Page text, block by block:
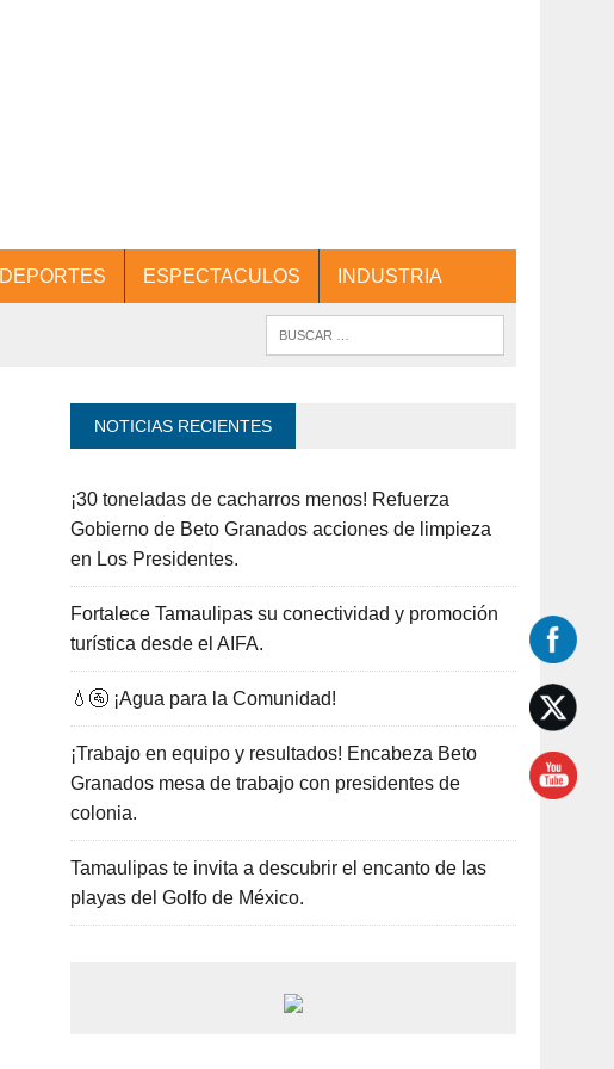
DEPORTES ESPECTACULOS INDUSTRIA
NOTICIAS RECIENTES
¡30 toneladas de cacharros menos! Refuerza
Gobierno de Beto Granados acciones de limpieza
en Los Presidentes.
Fortalece Tamaulipas su conectividad y promoción
turística desde el AIFA.
💧🚰 ¡Agua para la Comunidad!
¡Trabajo en equipo y resultados! Encabeza Beto
Granados mesa de trabajo con presidentes de
colonia.
Tamaulipas te invita a descubrir el encanto de las
playas del Golfo de México.